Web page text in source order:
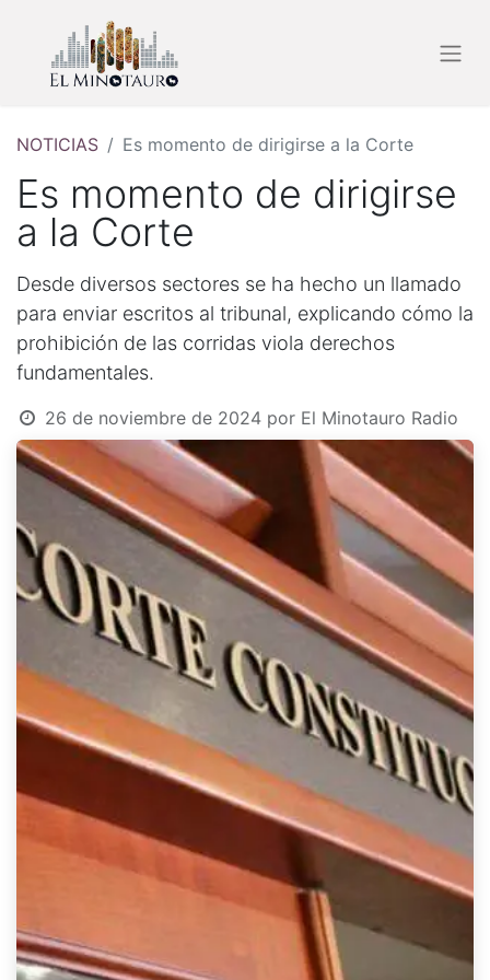
NOTICIAS Es momento de dirigirse a la Corte
Es momento de dirigirse
a la Corte
Desde diversos sectores se ha hecho un llamado
para enviar escritos al tribunal, explicando cómo la
prohibición de las corridas viola derechos
fundamentales.
26 de noviembre de 2024 por El Minotauro Radio